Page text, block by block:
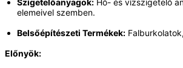
Szigetelőanyagok: Hő- és vízszigetelő
elemeivel szemben.
Belsőépítészeti Termékek:
Előnyök: